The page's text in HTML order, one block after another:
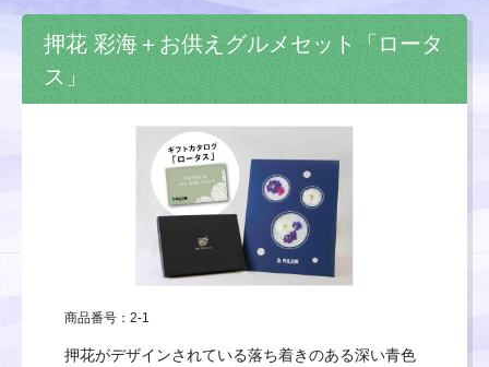
押花 彩海＋お供えグルメセット「ロータ
ス」
商品番号：2-1
押花がデザインされている落ち着きのある深い青色